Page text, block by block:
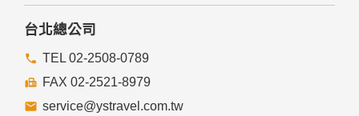
台北總公司
TEL 02-2508-0789
FAX 02-2521-8979
service@ystravel.com.tw